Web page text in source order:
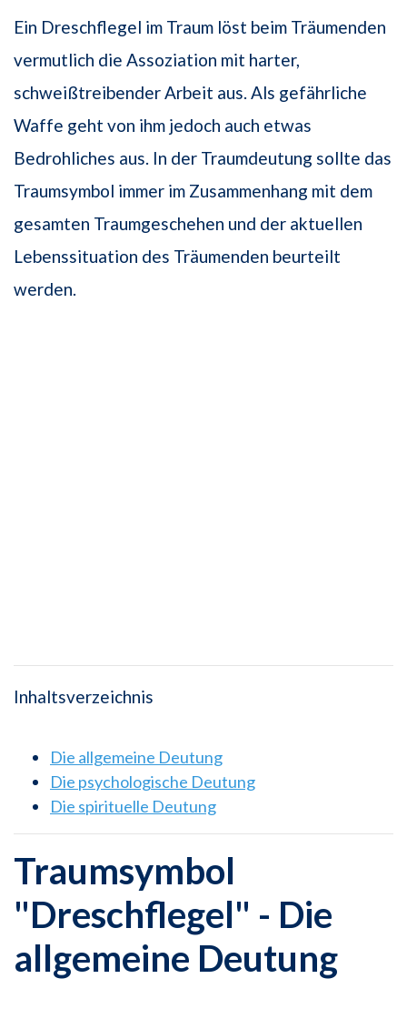
Ein Dreschflegel im Traum löst beim Träumenden
vermutlich die Assoziation mit harter,
schweißtreibender Arbeit aus. Als gefährliche
Waffe geht von ihm jedoch auch etwas
Bedrohliches aus. In der Traumdeutung sollte das
Traumsymbol immer im Zusammenhang mit dem
gesamten Traumgeschehen und der aktuellen
Lebenssituation des Träumenden beurteilt
werden.
Inhaltsverzeichnis
Die allgemeine Deutung
Die psychologische Deutung
Die spirituelle Deutung
Traumsymbol
"Dreschflegel" - Die
allgemeine Deutung